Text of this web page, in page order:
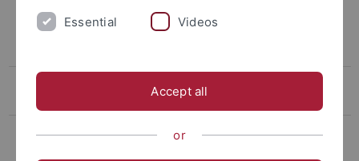
Gefährliche Orte oder gefährliche Kameras? Die
Cybercrime bekämpfen – Aufgaben und Erfolge des Cybercrime-
Zentrums Baden-Württemberg
Sexuelle Dienstleistungen als Gegenstand der Gesetzgebung – zu
Essential Videos
Accept all
or